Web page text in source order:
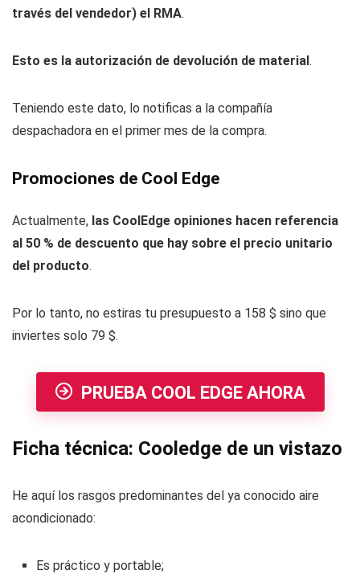
través del vendedor) el RMA.
Esto es la autorización de devolución de material.
Teniendo este dato, lo notificas a la compañía
despachadora en el primer mes de la compra.
Promociones de Cool Edge
Actualmente, las CoolEdge opiniones hacen referencia
al 50 % de descuento que hay sobre el precio unitario
del producto.
Por lo tanto, no estiras tu presupuesto a 158 $ sino que
inviertes solo 79 $.
PRUEBA COOL EDGE AHORA
Ficha técnica: Cooledge de un vistazo
He aquí los rasgos predominantes del ya conocido aire
acondicionado:
Es práctico y portable;